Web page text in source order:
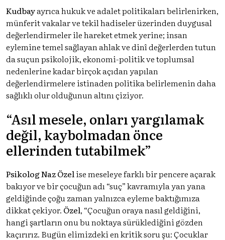
Kudbayayrıca hukuk ve adalet politikaları belirlenirken,
münferit vakalar ve tekil hadiseler üzerinden duygusal
değerlendirmeler ile hareket etmek yerine; insan
eylemine temel sağlayan ahlak ve dinî değerlerden tutun
da suçun psikolojik, ekonomi-politik ve toplumsal
nedenlerine kadar birçok açıdan yapılan
değerlendirmelere istinaden politika belirlemenin daha
sağlıklı olur olduğunun altını çiziyor.
“Asıl mesele, onları yargılamak
değil, kaybolmadan önce
ellerinden tutabilmek”
Psikolog Naz Özel ise meseleye farklı bir pencere açarak
bakıyor ve bir çocuğun adı “suç” kavramıyla yan yana
geldiğinde çoğu zaman yalnızca eyleme baktığımıza
dikkat çekiyor. Özel, “Çocuğun oraya nasıl geldiğini,
hangi şartların onu bu noktaya sürüklediğini gözden
kaçırırız. Bugün elimizdeki en kritik soru şu: Çocuklar